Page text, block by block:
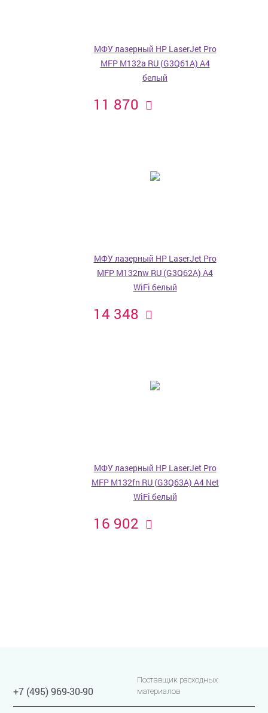
МФУ лазерный HP LaserJet Pro
MFP M132a RU (G3Q61A) A4
белый
11 870
МФУ лазерный HP LaserJet Pro
MFP M132nw RU (G3Q62A) A4
WiFi белый
14 348
МФУ лазерный HP LaserJet Pro
MFP M132fn RU (G3Q63A) A4 Net
WiFi белый
16 902
+7 (495) 969-30-90
Поставщик расходных
материалов